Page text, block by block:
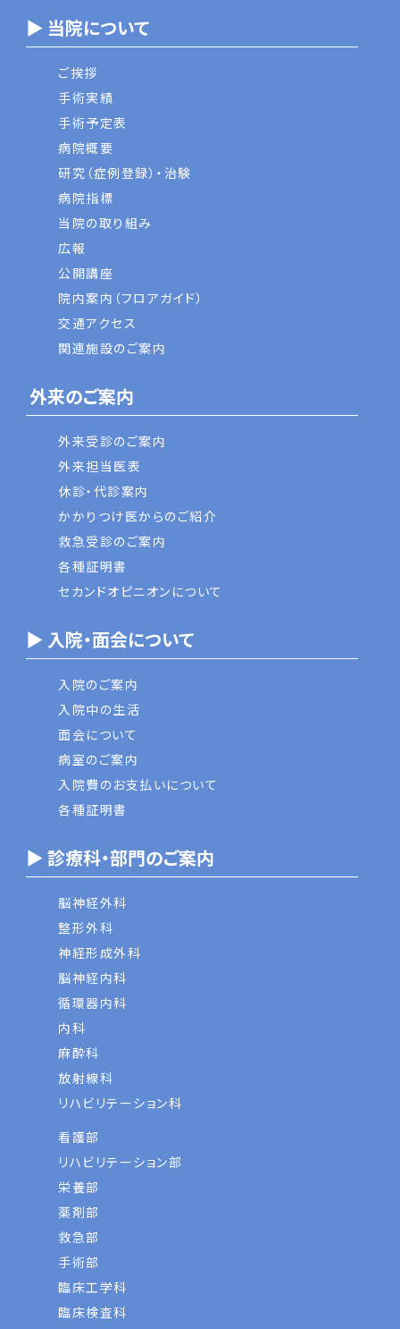
▶ 当院について
ご挨拶
手術実績
手術予定表
病院概要
研究（症例登録）・治験
病院指標
当院の取り組み
広報
公開講座
院内案内（フロアガイド）
交通アクセス
関連施設のご案内
外来のご案内
外来受診のご案内
外来担当医表
休診・代診案内
かかりつけ医からのご紹介
救急受診のご案内
各種証明書
セカンドオピニオンについて
▶ 入院・面会について
入院のご案内
入院中の生活
面会について
病室のご案内
入院費のお支払いについて
各種証明書
▶ 診療科・部門のご案内
脳神経外科
整形外科
神経形成外科
脳神経内科
循環器内科
内科
麻酔科
放射線科
リハビリテーション科
看護部
リハビリテーション部
栄養部
薬剤部
救急部
手術部
臨床工学科
臨床検査科